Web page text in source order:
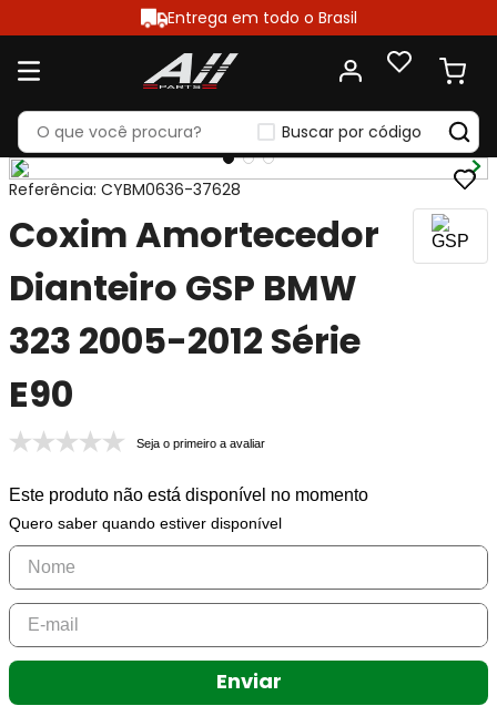
Entrega em todo o Brasil
Buscar por código
Referência: CYBM0636-37628
Coxim Amortecedor
Dianteiro GSP BMW
323 2005-2012 Série
E90
Seja o primeiro a avaliar
Este produto não está disponível no momento
Quero saber quando estiver disponível
Enviar